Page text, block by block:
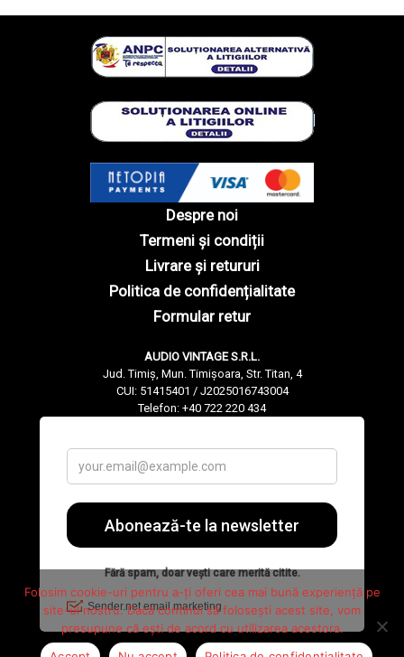
Despre noi
Termeni și condiții
Livrare și retururi
Politica de confidențialitate
Formular retur
AUDIO VINTAGE S.R.L.
Jud. Timiș, Mun. Timișoara, Str. Titan, 4
CUI: 51415401 / J2025016743004
Telefon: +40 722 220 434
Folosim cookie-uri pentru a-ți oferi cea mai bună experiență pe
site-ul nostru. Dacă continui să folosești acest site, vom
presupune că ești de acord cu utilizarea acestora.